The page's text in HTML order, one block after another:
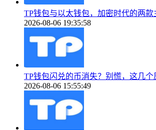
TP钱包与以太钱包，加密时代的两
2026-08-06 19:35:58
TP钱包闪兑的币消失？别慌，这几
2026-08-06 15:55:49